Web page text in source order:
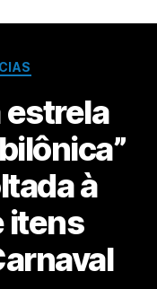
à
itens